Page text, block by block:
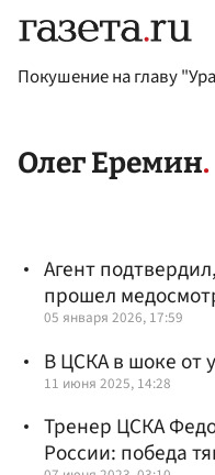
Покушение на главу
Олег Еремин
Агент
прошел
05 января 2026, 17:59
В ЦСКА в шоке от
11 июня 2025, 14:28
Тренер ЦСКА
России: победа